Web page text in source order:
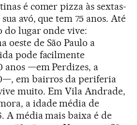
é comer pizza às sextas-
avó, que tem 75 anos. Até
do lugar onde vive:
oeste de São Paulo a
pode facilmente
anos —em Perdizes, a
em bairros da periferia
muito. Em Vila Andrade,
a idade média de
A média mais baixa é de